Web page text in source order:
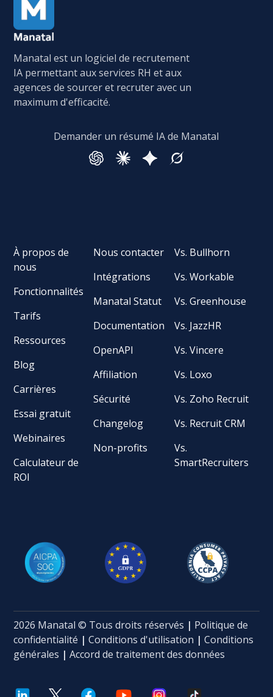
Manatal est un logiciel de recrutement
IA permettant aux services RH et aux
agences de sourcer et recruter avec un
maximum d'efficacité.
Demander un résumé IA de Manatal
À propos de
nous
Fonctionnalités
Tarifs
Ressources
Blog
Carrières
Essai gratuit
Webinaires
Calculateur de
ROI
Nous contacter
Intégrations
Manatal Statut
Documentation
OpenAPI
Affiliation
Sécurité
Changelog
Non-profits
Vs. Bullhorn
Vs. Workable
Vs. Greenhouse
Vs. JazzHR
Vs. Vincere
Vs. Loxo
Vs. Zoho Recruit
Vs. Recruit CRM
Vs.
SmartRecruiters
2026 Manatal © Tous droits réservés | Politique de
confidentialité |Conditions d'utilisation | Conditions
générales | Accord de traitement des données